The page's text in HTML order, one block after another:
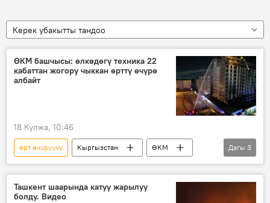
Керек убакытты тандоо
ӨКМ башчысы: өлкөдөгү техника 22
кабаттан жогору чыккан өрттү өчүрө
албайт
18 Кулжа, 10:46
өрт өчүрүүчү Кыргызстан
ӨКМ
Канатбек Чыныбаев
атайын техника
имарат
Дагы 3
Ташкент шаарында катуу жарылуу
болду. Видео